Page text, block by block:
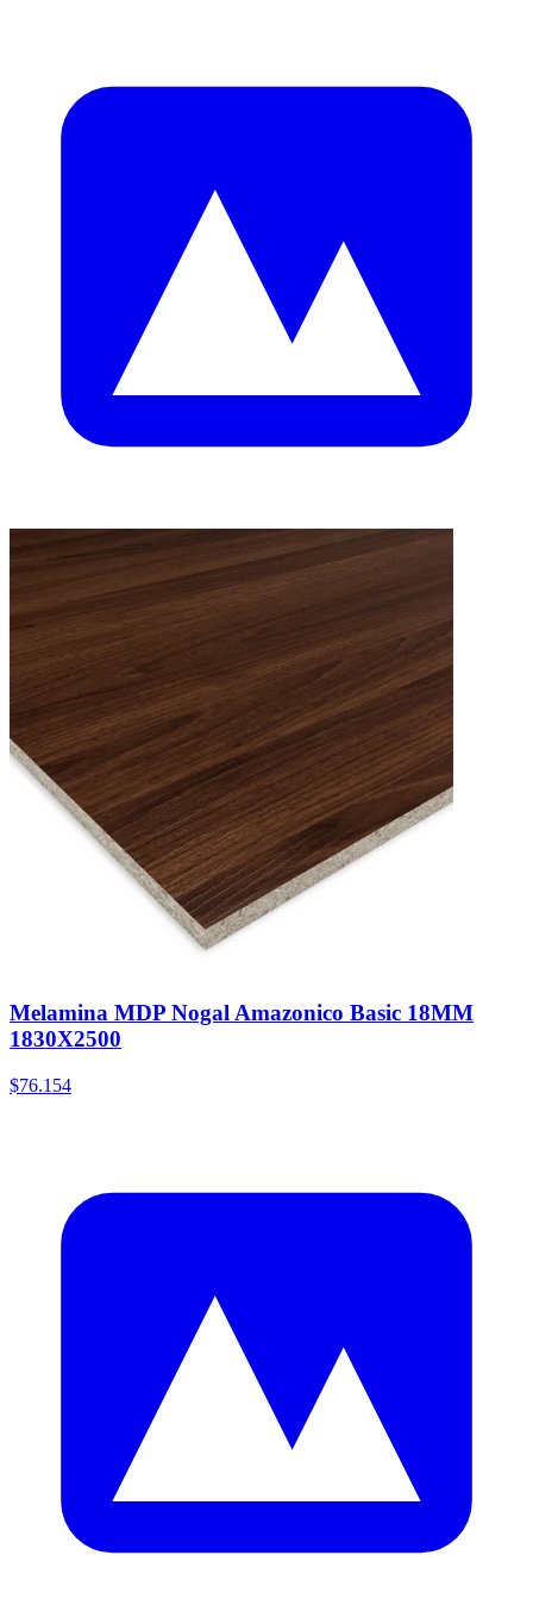
Melamina MDP Nogal Amazonico Basic 18MM
1830X2500
$76.154